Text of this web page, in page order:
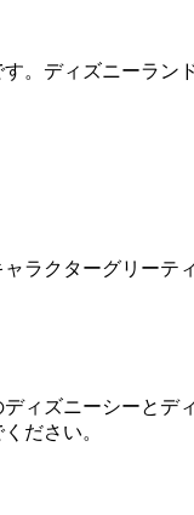
。ディズニーラン
ラクターグリーテ
ィズニーシーと
ださい。